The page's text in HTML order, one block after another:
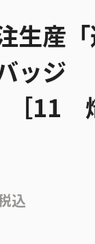
生産
ッジ
11
込